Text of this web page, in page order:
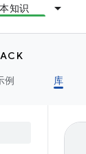
知识
例 库